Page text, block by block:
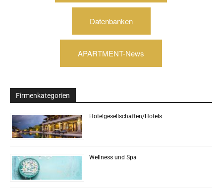
Datenbanken
APARTMENT-News
Firmenkategorien
Hotelgesellschaften/Hotels
Wellness und Spa